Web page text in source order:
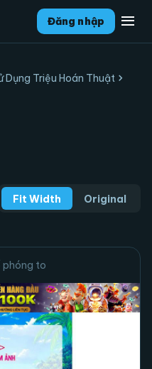
Đăng nhập menu
Dụng Triệu Hoán Thuật chevron_right
Fit Width Original
phóng to